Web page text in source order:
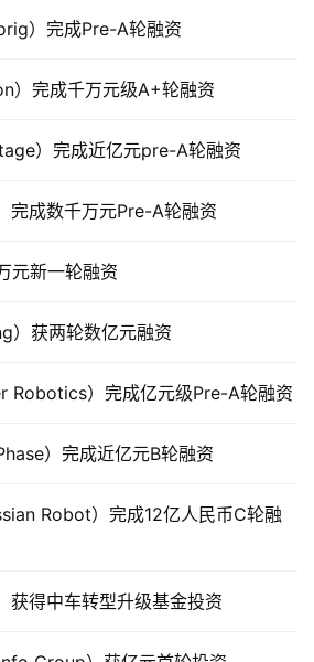
）完成Pre-A轮融资
）完成千万元级A+轮融资
）完成近亿元pre-A轮融资
完成数千万元Pre-A轮融资
元新一轮融资
）获两轮数亿元融资
Robotics）完成亿元级Pre-A轮融资
）完成近亿元B轮融资
Robot）完成12亿人民币C轮融
获得中车转型升级基金投资